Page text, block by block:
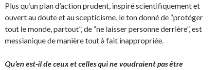
Plus qu’un plan d’action prudent, inspiré scientifiquement et
ouvert au doute et au scepticisme, le ton donné de “protéger
tout le monde, partout”, de “ne laisser personne derrière”, est
messianique de manière tout à fait inappropriée.
Qu’en est-il de ceux et celles qui ne voudraient pas être